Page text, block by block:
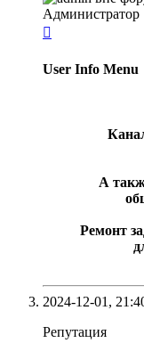
Администратор

User Info Menu
А
Ремонт
2024-12-01,
Репутация